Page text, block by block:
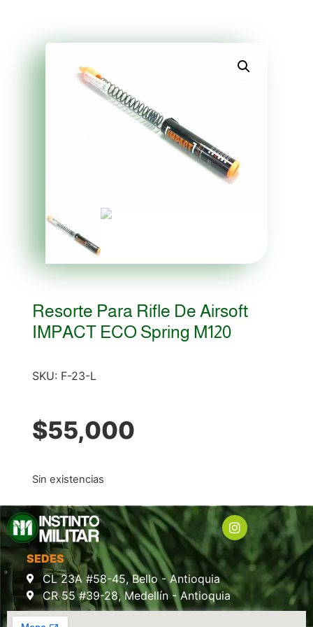
Resorte Para Rifle De Airsoft
IMPACT ECO Spring M120
SKU: F-23-L
$55,000
Sin existencias
SEDES
CL 23A #58-45, Bello - Antioquia
CR 55 #39-28, Medellín - Antioquia